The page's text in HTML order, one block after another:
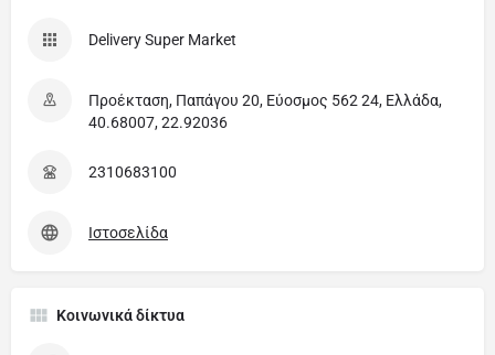
Delivery Super Market
Προέκταση, Παπάγου 20, Εύοσμος 562 24, Ελλάδα,
40.68007, 22.92036
2310683100
Ιστοσελίδα
Κοινωνικά δίκτυα